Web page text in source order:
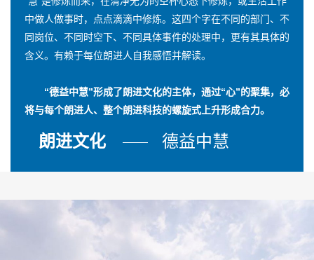
中做人做事时，点点滴滴中修炼。这四个字在不同的部门、不
同岗位、不同时空下、不同具体事件的处理中，更有其具体的
含义。有赖于每位朗进人自我感悟并解读。
“德益中慧”形成了朗进文化的主体，通过“心”的聚集，必
将与每个朗进人、整个朗进科技的螺旋式上升形成合力。
朗进文化 德益中慧